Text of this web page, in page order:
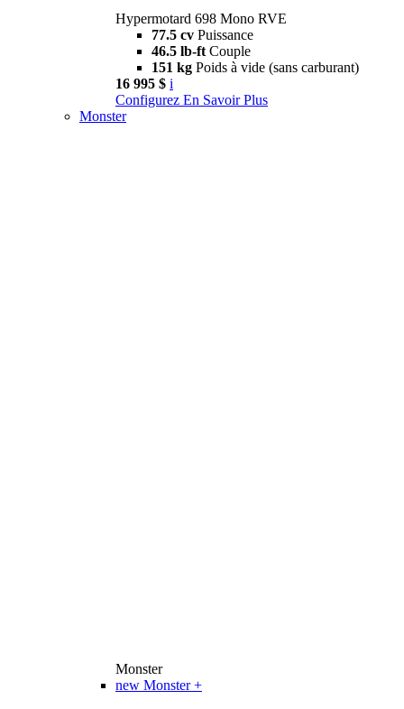
Hypermotard 698 Mono RVE
77.5 cv Puissance
46.5 lb-ft Couple
151 kg Poids à vide (sans carburant)
16 995 $ i
Configurez En Savoir Plus
Monster
Monster
new Monster +